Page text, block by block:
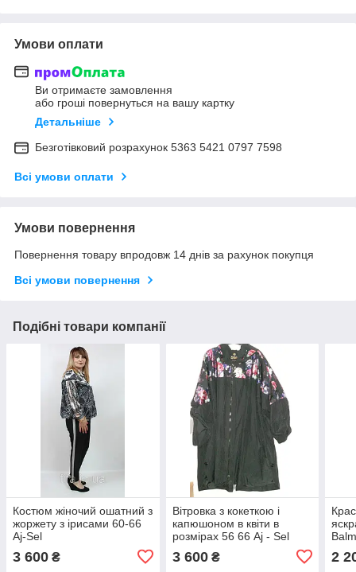
Умови оплати
Ви отримаєте замовлення
або гроші повернуться на вашу картку
Детальніше
Безготівковий розрахунок 5363 5421 0797 7598
Всі умови оплати
Умови повернення
Повернення товару впродовж 14 днів за рахунок покупця
Всі умови повернення
Подібні товари компанії
Костюм жіночий ошатний з
жоржету з ірисами 60-66
Aj-Sel
3 600 ₴
Вітровка з кокеткою і
капюшоном в квіти в
розмірах 56 66 Aj - Sel
3 600₴ 2